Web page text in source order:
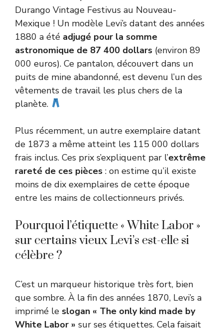
Durango Vintage Festivus au Nouveau-
Mexique ! Un modèle Levi’s datant des années
1880 a été adjugé pour la somme
astronomique de 87 400 dollars (environ 89
000 euros). Ce pantalon, découvert dans un
puits de mine abandonné, est devenu l’un des
vêtements de travail les plus chers de la
planète.
Plus récemment, un autre exemplaire datant
de 1873 a même atteint les 115 000 dollars
frais inclus. Ces prix s’expliquent par l’extrême
rareté de ces pièces : on estime qu’il existe
moins de dix exemplaires de cette époque
entre les mains de collectionneurs privés.
Pourquoi l’étiquette « White Labor »
sur certains vieux Levi’s est-elle si
célèbre ?
C’est un marqueur historique très fort, bien
que sombre. À la fin des années 1870, Levi’s a
imprimé le slogan « The only kind made by
White Labor » sur ses étiquettes. Cela faisait